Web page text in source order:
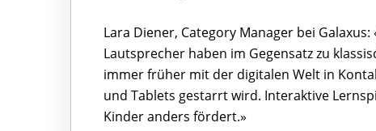
Lara Diener, Category Manager bei
Lautsprecher haben im Gegensatz zu
immer früher mit der digitalen Welt in
und Tablets gestarrt wird. Interaktive
Kinder anders fördert.»